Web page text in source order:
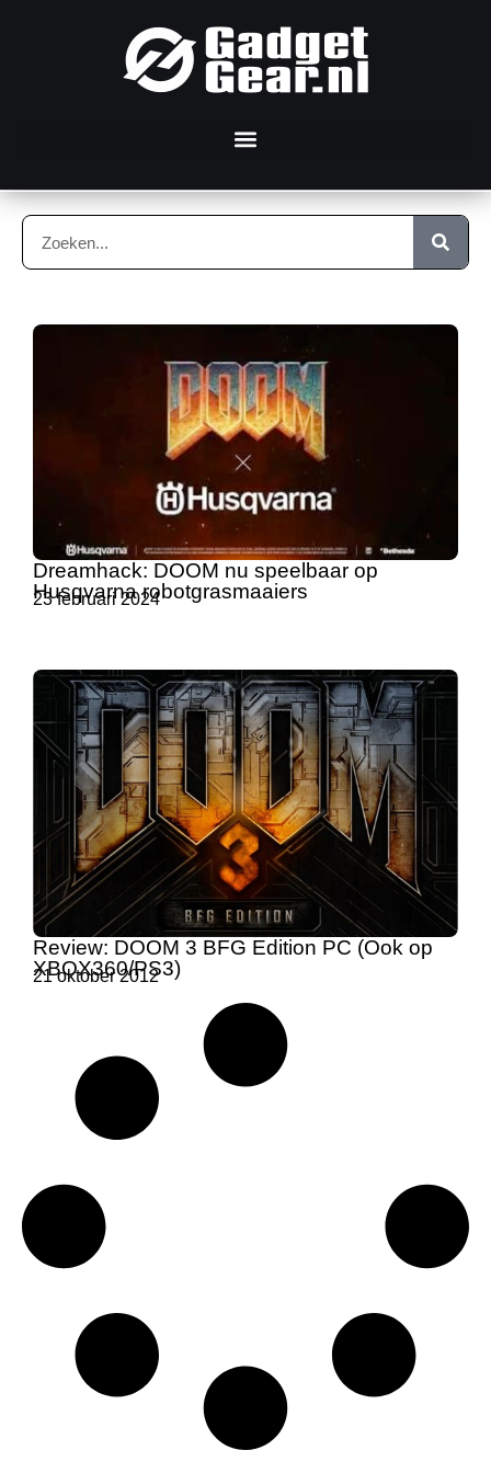
Dreamhack: DOOM nu speelbaar op
Husqvarna robotgrasmaaiers
23 februari 2024
Review: DOOM 3 BFG Edition PC (Ook op
XBOX360/PS3)
21 oktober 2012